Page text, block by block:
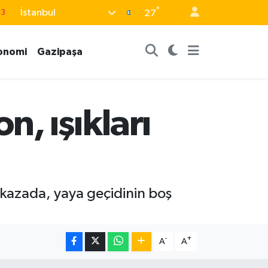
İstanbul 27°
Gazipaşa
ışıkları
yaya geçidinin boş
A- A+